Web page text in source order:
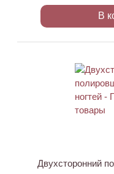
В
Двухсторонний